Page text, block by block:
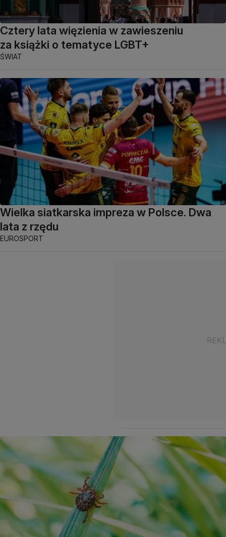
Cztery lata więzienia w zawieszeniu
za książki o tematyce LGBT+
ŚWIAT
Wielka siatkarska impreza w Polsce. Dwa
lata z rzędu
EUROSPORT